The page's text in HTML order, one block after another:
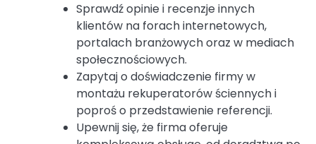
Sprawdź opinie i recenzje innych
klientów na forach internetowych,
portalach branżowych oraz w mediach
społecznościowych.
Zapytaj o doświadczenie firmy w
montażu rekuperatorów ściennych i
poproś o przedstawienie referencji.
Upewnij się, że firma oferuje